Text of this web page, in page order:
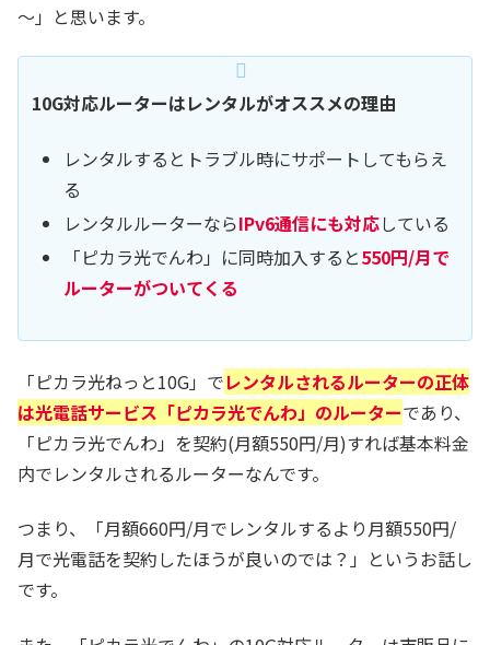
～」と思います。
10G対応ルーターはレンタルがオススメの理由
レンタルするとトラブル時にサポートしてもらえ
る
レンタルルーターならIPv6通信にも対応している
「ピカラ光でんわ」に同時加入すると550円/月で
ルーターがついてくる
「ピカラ光ねっと10G」でレンタルされるルーターの正体
は光電話サービス「ピカラ光でんわ」のルーターであり、
「ピカラ光でんわ」を契約(月額550円/月)すれば基本料金
内でレンタルされるルーターなんです。
つまり、「月額660円/月でレンタルするより月額550円/
月で光電話を契約したほうが良いのでは？」というお話し
です。